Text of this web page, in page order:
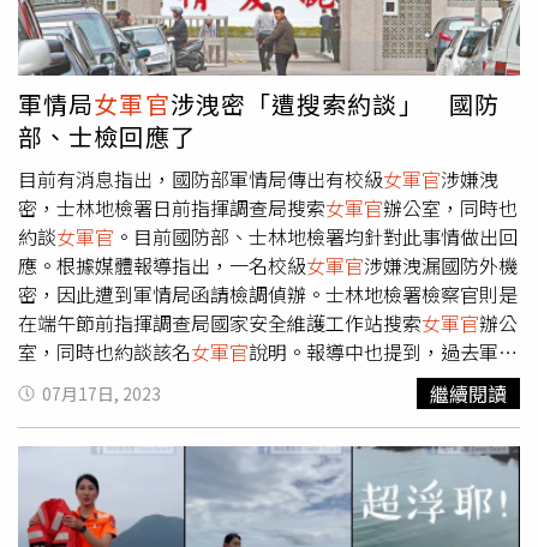
發現不法，歡迎踴躍撥打檢舉專線0800-024099再按4，呼
籲全民共同守護民主，營造乾淨選風。
軍情局女軍官涉洩密「遭搜索約談」 國防
部、士檢回應了
目前有消息指出，國防部軍情局傳出有校級女軍官涉嫌洩
密，士林地檢署日前指揮調查局搜索女軍官辦公室，同時也
約談女軍官 。目前國防部、士林地檢署均針對此事情做出回
應。根據媒體報導指出，一名校級女軍官涉嫌洩漏國防外機
密，因此遭到軍情局函請檢調偵辦。士林地檢署檢察官則是
在端午節前指揮調查局國家安全維護工作站搜索女軍官辦公
室，同時也約談該名女軍官說明。報導中也提到，過去軍情
局內部如有人員涉嫌違法，通常是由內部進行搜索調查後，
才轉交給司法機關進行偵辦。但這次罕見是由檢調知會國防
部，獲得同意後才進入女軍官辦公室進行搜索，同時將該名
帶回問話。為此，國防部於16日晚間表示，該案是由
軍情局掌握情資後，移請檢調進行偵辦，目前全案已經進入
偵查程序，暫時不予評論。士林地檢署方面也表示，整起案
07月17日, 2023 繼續閱讀